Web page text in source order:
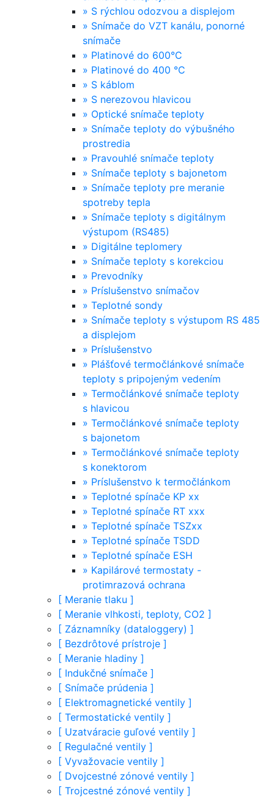
» S rýchlou odozvou a displejom
» Snímače do VZT kanálu, ponorné
snímače
» Platinové do 600°C
» Platinové do 400 °C
» S káblom
» S nerezovou hlavicou
» Optické snímače teploty
» Snímače teploty do výbušného
prostredia
» Pravouhlé snímače teploty
» Snímače teploty s bajonetom
» Snímače teploty pre meranie
spotreby tepla
» Snímače teploty s digitálnym
výstupom (RS485)
» Digitálne teplomery
» Snímače teploty s korekciou
» Prevodníky
» Príslušenstvo snímačov
» Teplotné sondy
» Snímače teploty s výstupom RS 485
a displejom
» Príslušenstvo
» Plášťové termočlánkové snímače
teploty s pripojeným vedením
» Termočlánkové snímače teploty
s hlavicou
» Termočlánkové snímače teploty
s bajonetom
» Termočlánkové snímače teploty
s konektorom
» Príslušenstvo k termočlánkom
» Teplotné spínače KP xx
» Teplotné spínače RT xxx
» Teplotné spínače TSZxx
» Teplotné spínače TSDD
» Teplotné spínače ESH
» Kapilárové termostaty -
protimrazová ochrana
[ Meranie tlaku ]
[ Meranie vlhkosti, teploty, CO2 ]
[ Záznamníky (dataloggery) ]
[ Bezdrôtové prístroje ]
[ Meranie hladiny ]
[ Indukčné snímače ]
[ Snímače prúdenia ]
[ Elektromagnetické ventily ]
[ Termostatické ventily ]
[ Uzatváracie guľové ventily ]
[ Regulačné ventily ]
[ Vyvažovacie ventily ]
[ Dvojcestné zónové ventily ]
[ Trojcestné zónové ventily ]